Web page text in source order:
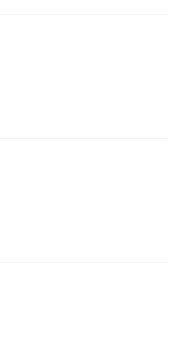
. 일반 왁싱보다 통증이
체온과 비슷하여 화상
래의 건강한 피부와 만